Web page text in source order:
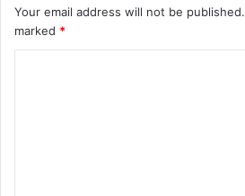
Your email address will not be published.
marked *